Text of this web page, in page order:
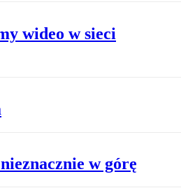
wideo w sieci
w górę